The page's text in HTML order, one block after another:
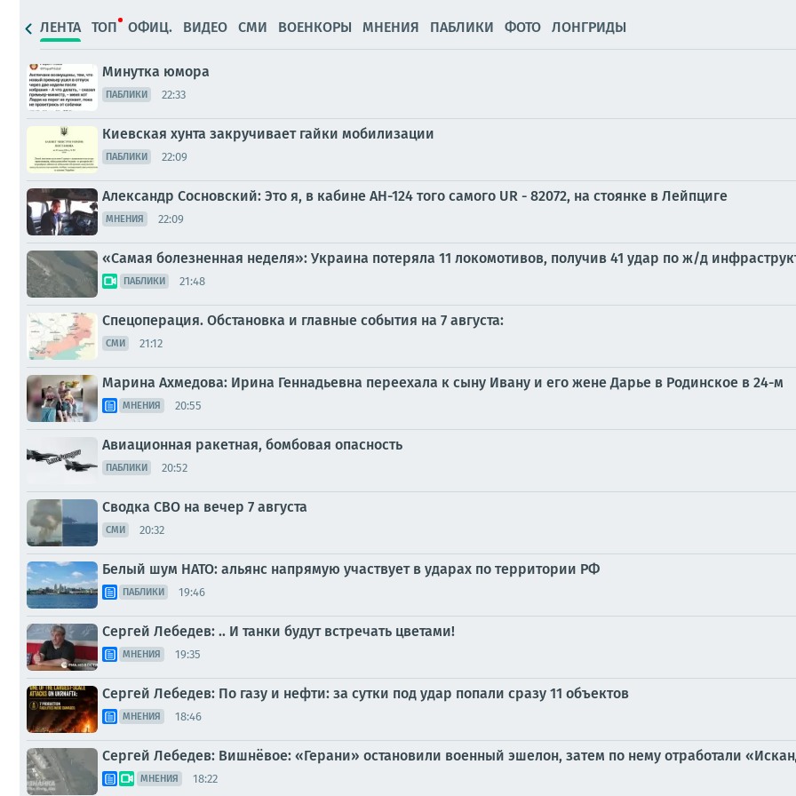
ЛЕНТА ТОП ОФИЦ. ВИДЕО СМИ ВОЕНКОРЫ МНЕНИЯ ПАБЛИКИ ФОТО ЛОНГРИДЫ
Минутка юмора
ПАБЛИКИ 22:33
Киевская хунта закручивает гайки мобилизации
ПАБЛИКИ 22:09
Александр Сосновский: Это я, в кабине АН-124 того самого UR - 82072, на стоянке в Лейпциге
МНЕНИЯ 22:09
«Самая болезненная неделя»: Украина потеряла 11 локомотивов, получив 41 удар по ж/д
ПАБЛИКИ 21:48
Спецоперация. Обстановка и главные события на 7 августа:
СМИ 21:12
Марина Ахмедова: Ирина Геннадьевна переехала к сыну Ивану и его жене Дарье в Родинское в 24-м
МНЕНИЯ 20:55
Авиационная ракетная, бомбовая опасность
ПАБЛИКИ 20:52
Сводка СВО на вечер 7 августа
СМИ 20:32
Белый шум НАТО: альянс напрямую участвует в ударах по территории РФ
ПАБЛИКИ 19:46
Сергей Лебедев: .. И танки будут встречать цветами!
МНЕНИЯ 19:35
Сергей Лебедев: По газу и нефти: за сутки под удар попали сразу 11 объектов
МНЕНИЯ 18:46
Сергей Лебедев: Вишнёвое: «Герани» остановили военный эшелон, затем по нему отработали
МНЕНИЯ 18:22